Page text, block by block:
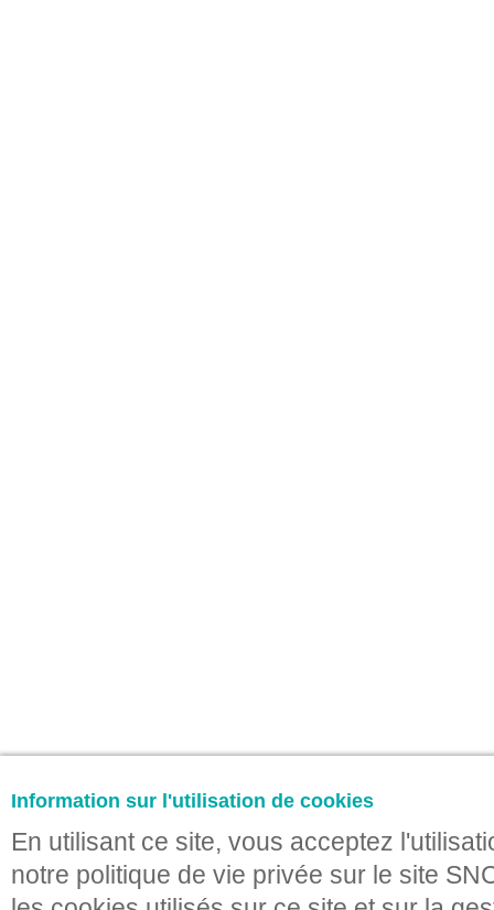
Information sur l'utilisation de cookies
En utilisant ce site, vous acceptez
notre politique de vie privée sur le site